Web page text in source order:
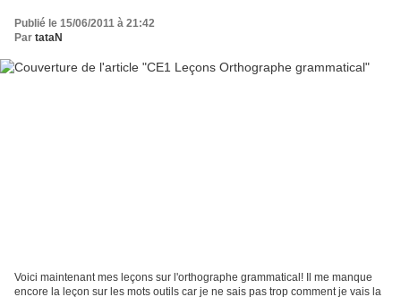
Publié le 15/06/2011 à 21:42
Par tataN
Voici maintenant mes leçons sur l'orthographe grammatical! Il me manque
encore la leçon sur les mots outils car je ne sais pas trop comment je vais la